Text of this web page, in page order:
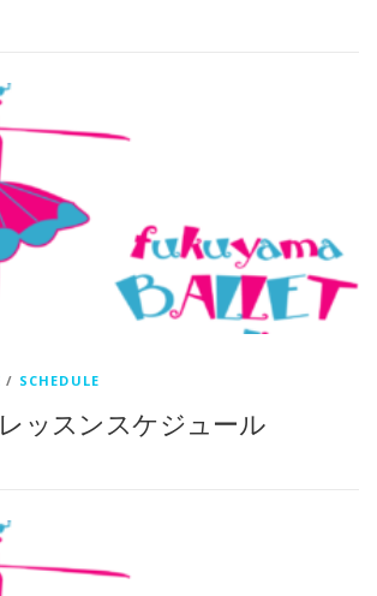
/ SCHEDULE
ッスンスケジュール